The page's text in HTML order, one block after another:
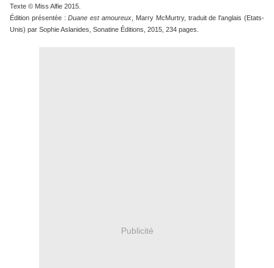
Texte © Miss Alfie 2015.
Édition présentée :Duane est amoureux , Marry McMurtry, traduit de l'anglais (Etats-
Unis) par Sophie Aslanides, Sonatine Éditions, 2015, 234 pages.
Publicité